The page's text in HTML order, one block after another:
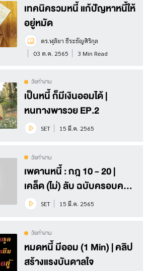
เทคนิครวมหนี้ แก้ปัญหาหนี้ให้
อยู่หมัด
ดร.ฬุลิยา ธีระธัญศิริกุล
03 ต.ค. 2565
3 Min Read
วัยทำงาน
เป็นหนี้ ก็มีเงินออมได้ |
หนทางพารวย EP.2
SET 15 มี.ค. 2565
วัยทำงาน
เพดานหนี้ : กฎ 10 - 20 |
เคล็ด (ไม่) ลับ ฉบับครอบครัว
EP.2SET 15 มี.ค. 2565
วัยทำงาน
หมดหนี้ มีออม (1 Min) | คลิป
สร้างแรงบันดาลใจ